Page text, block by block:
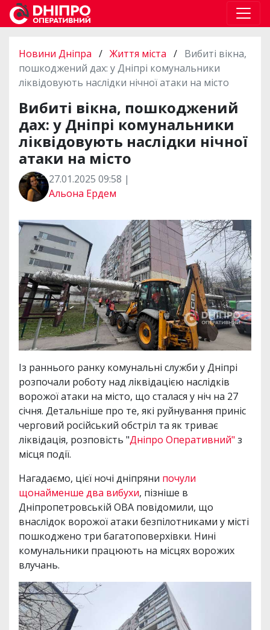
Новини Дніпра / Життя міста / Вибиті вікна,
пошкоджений дах: у Дніпрі комунальники
ліквідовують наслідки нічної атаки на місто
Вибиті вікна, пошкоджений
дах: у Дніпрі комунальники
ліквідовують наслідки нічної
атаки на місто
27.01.2025 09:58 |
Альона Ердем
Із раннього ранку комунальні служби у Дніпрі
розпочали роботу над ліквідацією наслідків
ворожої атаки на місто, що сталася у ніч на 27
січня. Детальніше про те, які руйнування приніс
черговий російський обстріл та як триває
ліквідація, розповість "Дніпро Оперативний" з
місця події.
Нагадаємо, цієї ночі дніпряни почули
щонайменше два вибухи, пізніше в
Дніпропетровській ОВА повідомили, що
внаслідок ворожої атаки безпілотниками у місті
пошкоджено три багатоповерхівки. Нині
комунальники працюють на місцях ворожих
влучань.